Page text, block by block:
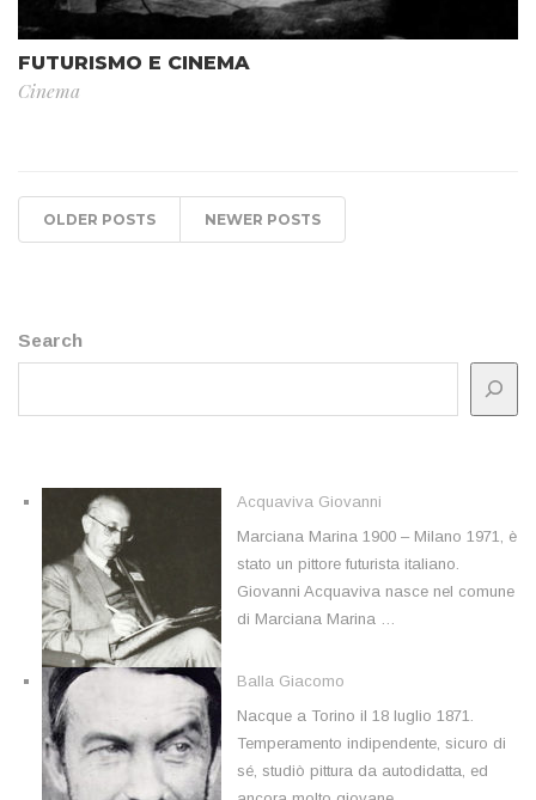
FUTURISMO E CINEMA
Cinema
OLDER POSTS NEWER POSTS
Search
Acquaviva Giovanni
Marciana Marina 1900 – Milano 1971, è
stato un pittore futurista italiano.
Giovanni Acquaviva nasce nel comune
di Marciana Marina …
Balla Giacomo
Nacque a Torino il 18 luglio 1871.
Temperamento indipendente, sicuro di
sé, studiò pittura da autodidatta, ed